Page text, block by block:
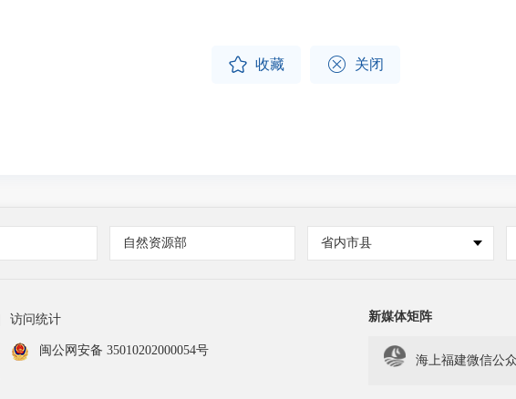
 收藏  关闭
自然资源部 省内市县
访问统计
闽公网安备 35010202000054号
新媒体矩阵
海上福建微信公